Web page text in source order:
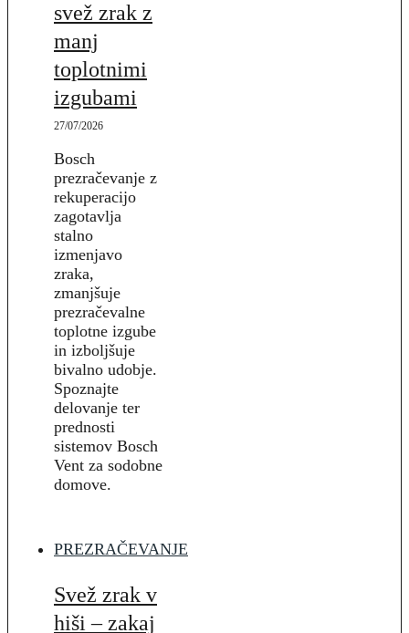
svež zrak z
manj
toplotnimi
izgubami
27/07/2026
Bosch
prezračevanje z
rekuperacijo
zagotavlja
stalno
izmenjavo
zraka,
zmanjšuje
prezračevalne
toplotne izgube
in izboljšuje
bivalno udobje.
Spoznajte
delovanje ter
prednosti
sistemov Bosch
Vent za sodobne
domove.
PREZRAČEVANJE
Svež zrak v
hiši – zakaj